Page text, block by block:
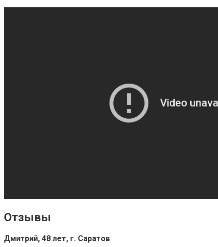
Отзывы
Дмитрий, 48 лет, г. Саратов